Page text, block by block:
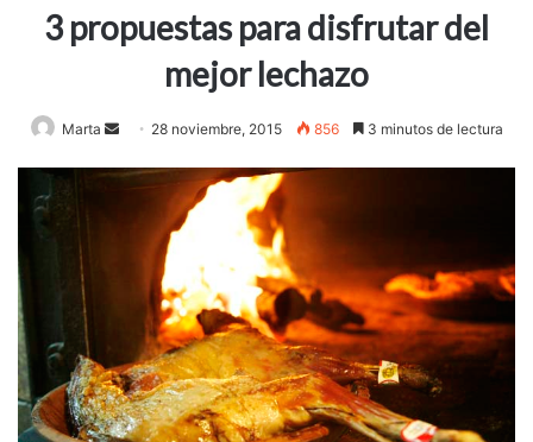
3 propuestas para disfrutar del
mejor lechazo
Marta
S
i
l
28 noviembre, 2015 856 3 minutos de lectura